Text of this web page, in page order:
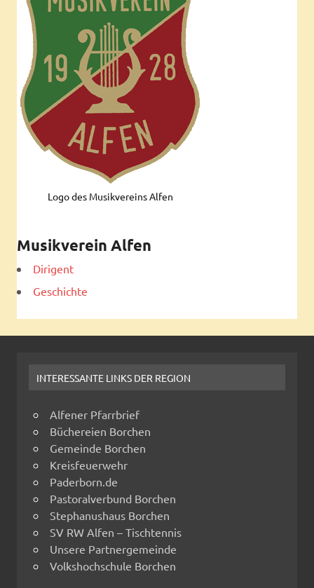
Logo des Musikvereins Alfen
Musikverein Alfen
Dirigent
Geschichte
INTERESSANTE LINKS DER REGION
Alfener Pfarrbrief
Büchereien Borchen
Gemeinde Borchen
Kreisfeuerwehr
Paderborn.de
Pastoralverbund Borchen
Stephanushaus Borchen
SV RW Alfen – Tischtennis
Unsere Partnergemeinde
Volkshochschule Borchen